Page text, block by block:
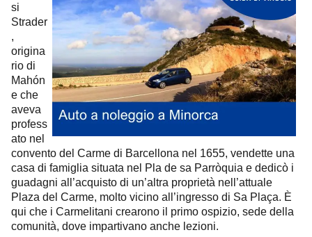
si
Strader
,
origina
rio di
Mahón
e che
aveva
profess
ato nel
convento del Carme di Barcellona nel 1655, vendette una
casa di famiglia situata nel Pla de sa Parròquia e dedicò i
guadagni all’acquisto di un’altra proprietà nell’attuale
Plaza del Carme, molto vicino all’ingresso di Sa Plaça. È
qui che i Carmelitani crearono il primo ospizio, sede della
comunità, dove impartivano anche lezioni.